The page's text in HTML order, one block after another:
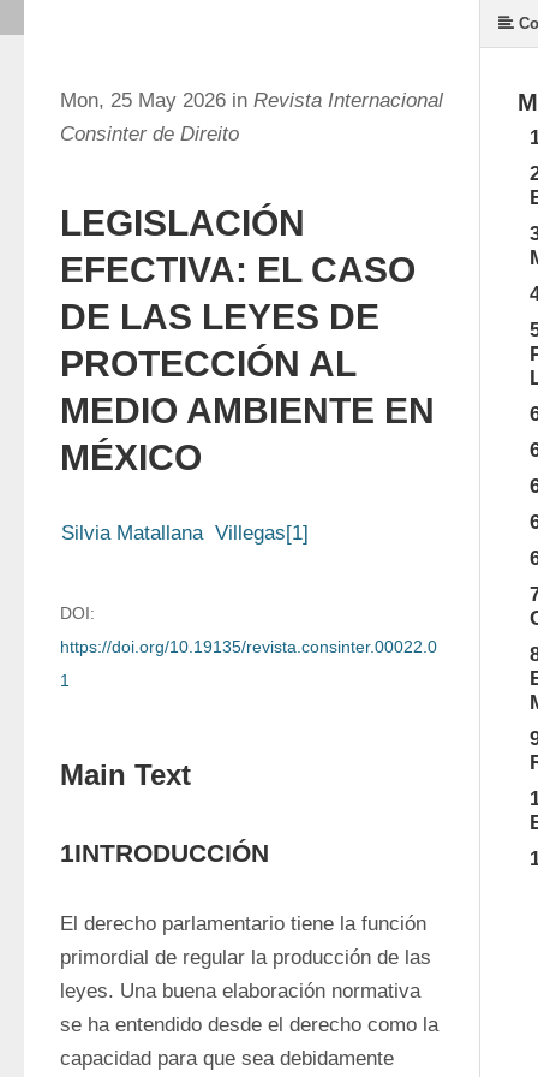
Mon, 25 May 2026 in Revista Internacional
Consinter de Direito
LEGISLACIÓN
EFECTIVA: EL CASO
DE LAS LEYES DE
PROTECCIÓN AL
MEDIO AMBIENTE EN
MÉXICO
Silvia Matallana  Villegas[1]
DOI:
https://doi.org/10.19135/revista.consinter.00022.0
1
Main Text
1INTRODUCCIÓN
El derecho parlamentario tiene la función
primordial de regular la producción de las
leyes. Una buena elaboración normativa
se ha entendido desde el derecho como la
capacidad para que sea debidamente